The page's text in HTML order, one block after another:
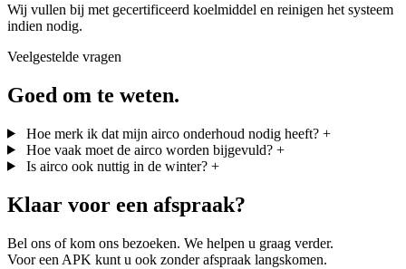
Wij vullen bij met gecertificeerd koelmiddel en reinigen het systeem
indien nodig.
Veelgestelde vragen
Goed om te weten.
Hoe merk ik dat mijn airco onderhoud nodig heeft? +
Hoe vaak moet de airco worden bijgevuld? +
Is airco ook nuttig in de winter? +
Klaar voor een afspraak?
Bel ons of kom ons bezoeken. We helpen u graag verder.
Voor een APK kunt u ook zonder afspraak langskomen.